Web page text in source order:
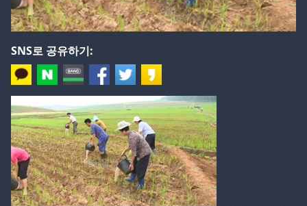
SNS로 공유하기: